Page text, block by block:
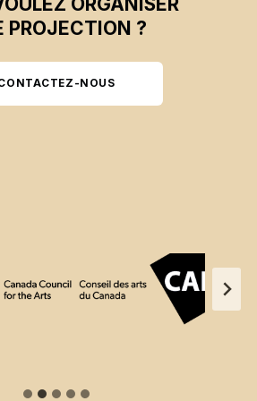
PROJECTION ?
NOUS